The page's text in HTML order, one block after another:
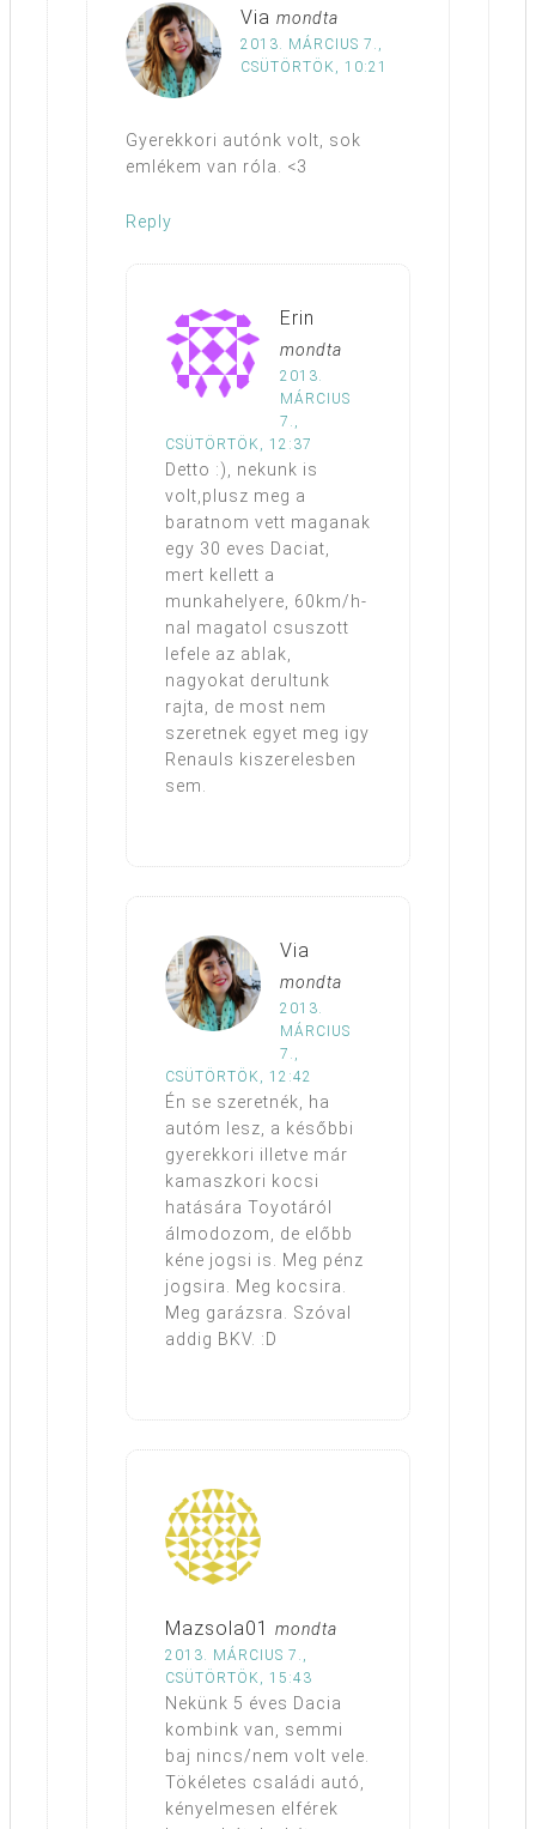
Via mondta
2013. MÁRCIUS 7.,
CSÜTÖRTÖK, 10:21
Gyerekkori autónk volt, sok
emlékem van róla. <3
Reply
Erin
mondta
2013.
MÁRCIUS
7.,
CSÜTÖRTÖK, 12:37
Detto :), nekunk is
volt,plusz meg a
baratnom vett maganak
egy 30 eves Daciat,
mert kellett a
munkahelyere, 60km/h-
nal magatol csuszott
lefele az ablak,
nagyokat derultunk
rajta, de most nem
szeretnek egyet meg igy
Renauls kiszerelesben
sem.
Via
mondta
2013.
MÁRCIUS
7.,
CSÜTÖRTÖK, 12:42
Én se szeretnék, ha
autóm lesz, a későbbi
gyerekkori illetve már
kamaszkori kocsi
hatására Toyotáról
álmodozom, de előbb
kéne jogsi is. Meg pénz
jogsira. Meg kocsira.
Meg garázsra. Szóval
addig BKV. :D
Mazsola01 mondta
2013. MÁRCIUS 7.,
CSÜTÖRTÖK, 15:43
Nekünk 5 éves Dacia
kombink van, semmi
baj nincs/nem volt vele.
Tökéletes családi autó,
kényelmesen elférek